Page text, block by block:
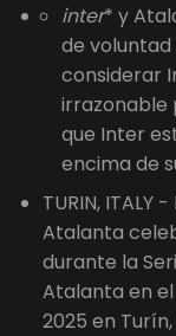
inter* y
de
considerar
irrazonable
que Inter
encima de
TURIN, ITALY
Atalanta
durante la
Atalanta en
2025 en